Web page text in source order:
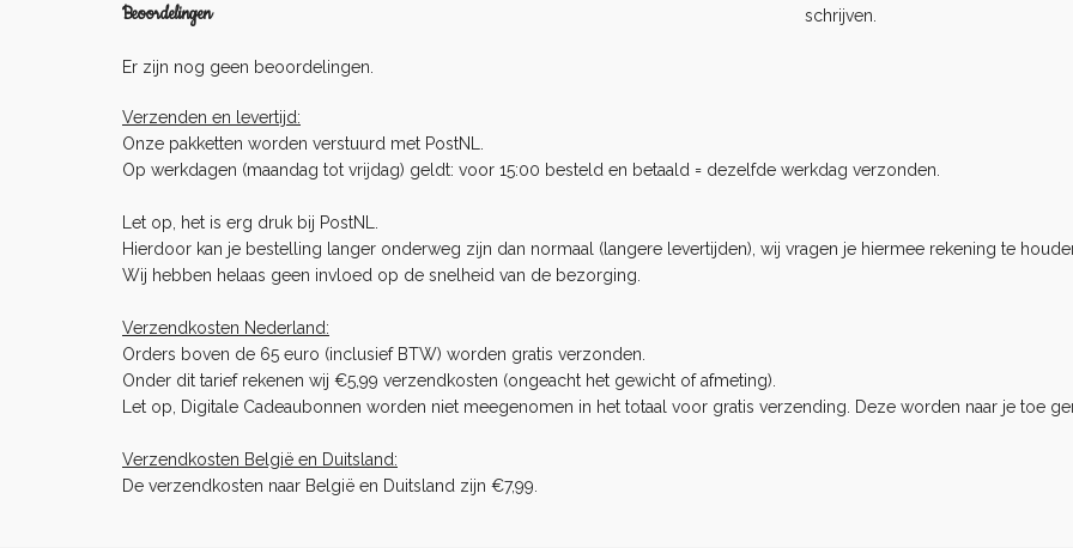
Beoordelingen
Er zijn nog geen beoordelingen.
schrijven.
Verzenden en levertijd:
Onze pakketten worden verstuurd met PostNL.
Op werkdagen (maandag tot vrijdag) geldt: voor 15:00 besteld en betaald = dezelfde werkdag verzonden.
Let op, het is erg druk bij PostNL.
Hierdoor kan je bestelling langer onderweg zijn dan normaal (langere levertijden), wij vragen je hiermee rekening te
Wij hebben helaas geen invloed op de snelheid van de bezorging.
Verzendkosten Nederland:
Orders boven de 65 euro (inclusief BTW) worden gratis verzonden.
Onder dit tarief rekenen wij €5,99 verzendkosten (ongeacht het gewicht of afmeting).
Let op, Digitale Cadeaubonnen worden niet meegenomen in het totaal voor gratis verzending. Deze worden naar je toe
Verzendkosten België en Duitsland:
De verzendkosten naar België en Duitsland zijn €7,99.